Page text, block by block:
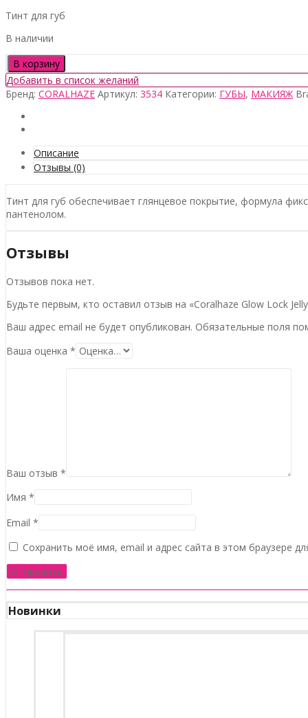
Тинт для губ
В наличии
Количество
товара
Coralhaze
Glow
Lock
Jelly
#108
Juicy
В корзину
Добавить в список желаний
Бренд: CORALHAZE Артикул: 3534 Категории: ГУБЫ, МАКИЯЖ
Описание
Отзывы (0)
Тинт для губ обеспечивает глянцевое покрытие, формула
пантенолом.
Отзывы
Отзывов пока нет.
Будьте первым, кто оставил отзыв на «Coralhaze Glow Lock
Ваш адрес email не будет опубликован. Обязательные поля
Ваша оценка *
Ваш отзыв *
Имя *
Email *
Сохранить моё имя, email и адрес сайта в этом браузере
Новинки